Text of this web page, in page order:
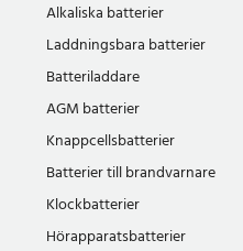
Alkaliska batterier
Laddningsbara batterier
Batteriladdare
AGM batterier
Knappcellsbatterier
Batterier till brandvarnare
Klockbatterier
Hörapparatsbatterier